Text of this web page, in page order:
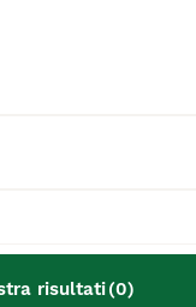
risultati(0)
in